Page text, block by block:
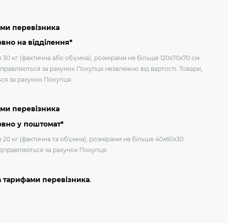
перевізника
на відділення*
кг (фактична або об'ємна), розмірами не більше 120х70х70 см.
за рахунок Покупця незалежно від вартості. Товари,
за рахунок Покупця.
перевізника
у поштомат*
кг (фактична та об'ємна), розмірами не більше 40х60х30
за рахунок Покупця.
тарифами перевізника.